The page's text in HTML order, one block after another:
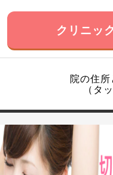
クリニッ
院の住
（タ